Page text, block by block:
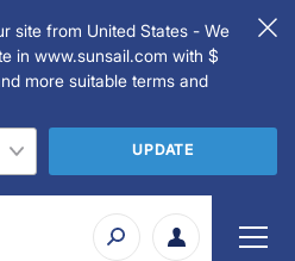
site from United States - We
in www.sunsail.com with $
more suitable terms and
UPDATE